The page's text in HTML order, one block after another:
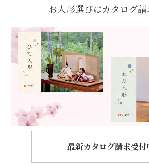
お人形選びはカタログ請
最新カタログ請求受付